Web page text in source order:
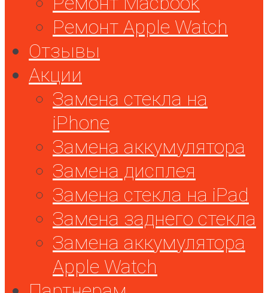
Ремонт Apple Watch
Отзывы
Акции
Замена стекла на
iPhone
Замена аккумулятора
Замена дисплея
Замена стекла на iPad
Замена заднего стекла
Замена аккумулятора
Apple Watch